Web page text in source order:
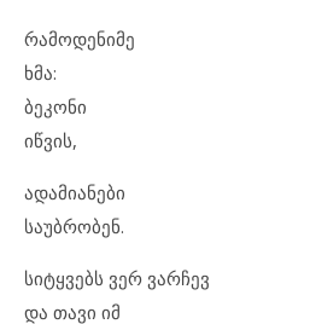
რამოდენიმე
ხმა:
ბეკონი
იწვის,
ადამიანები
საუბრობენ.
სიტყვებს ვერ ვარჩევ
და თავი იმ